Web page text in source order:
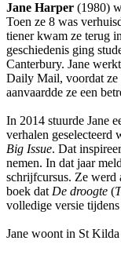
Jane Harper (1980)
Toen ze 8 was
tiener kwam ze terug
geschiedenis ging
Canterbury. Jane
Daily Mail, voordat ze
aanvaardde ze een
In 2014 stuurde Jane
verhalen
Big Issue. Dat
nemen. In dat jaar
schrijfcursus. Ze werd
boek dat De droogte (
volledige versie
Jane woont in St Kilda